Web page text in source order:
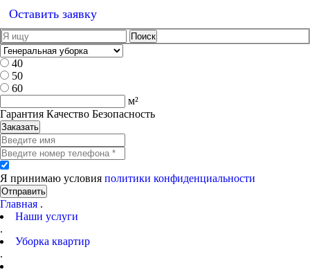
Оставить заявку
40
50
60
м²
Гарантия Качество Безопасность
Заказать
Я принимаю условия политики конфиденциальности
Отправить
Главная .
Наши услуги
.
Уборка квартир
.